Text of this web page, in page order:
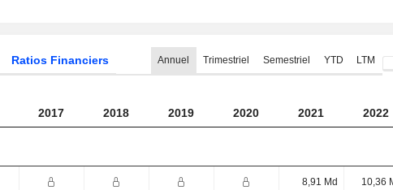
Ratios Financiers Annuel Trimestriel Semestriel YTD LTM
2017 2018 2019 2020 2021 2022
8,91 Md 10,36